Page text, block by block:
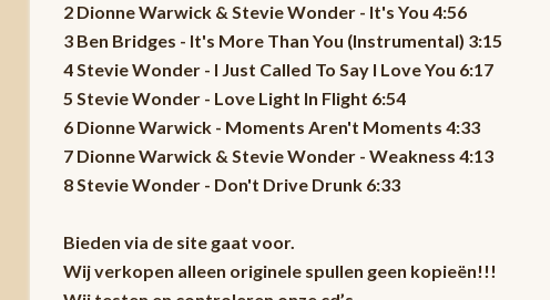
2 Dionne Warwick & Stevie Wonder - It's You 4:56
3 Ben Bridges - It's More Than You (Instrumental) 3:15
4 Stevie Wonder - I Just Called To Say I Love You 6:17
5 Stevie Wonder - Love Light In Flight 6:54
6 Dionne Warwick - Moments Aren't Moments 4:33
7 Dionne Warwick & Stevie Wonder - Weakness 4:13
8 Stevie Wonder - Don't Drive Drunk 6:33
Bieden via de site gaat voor.
Wij verkopen alleen originele spullen geen kopieën!!!